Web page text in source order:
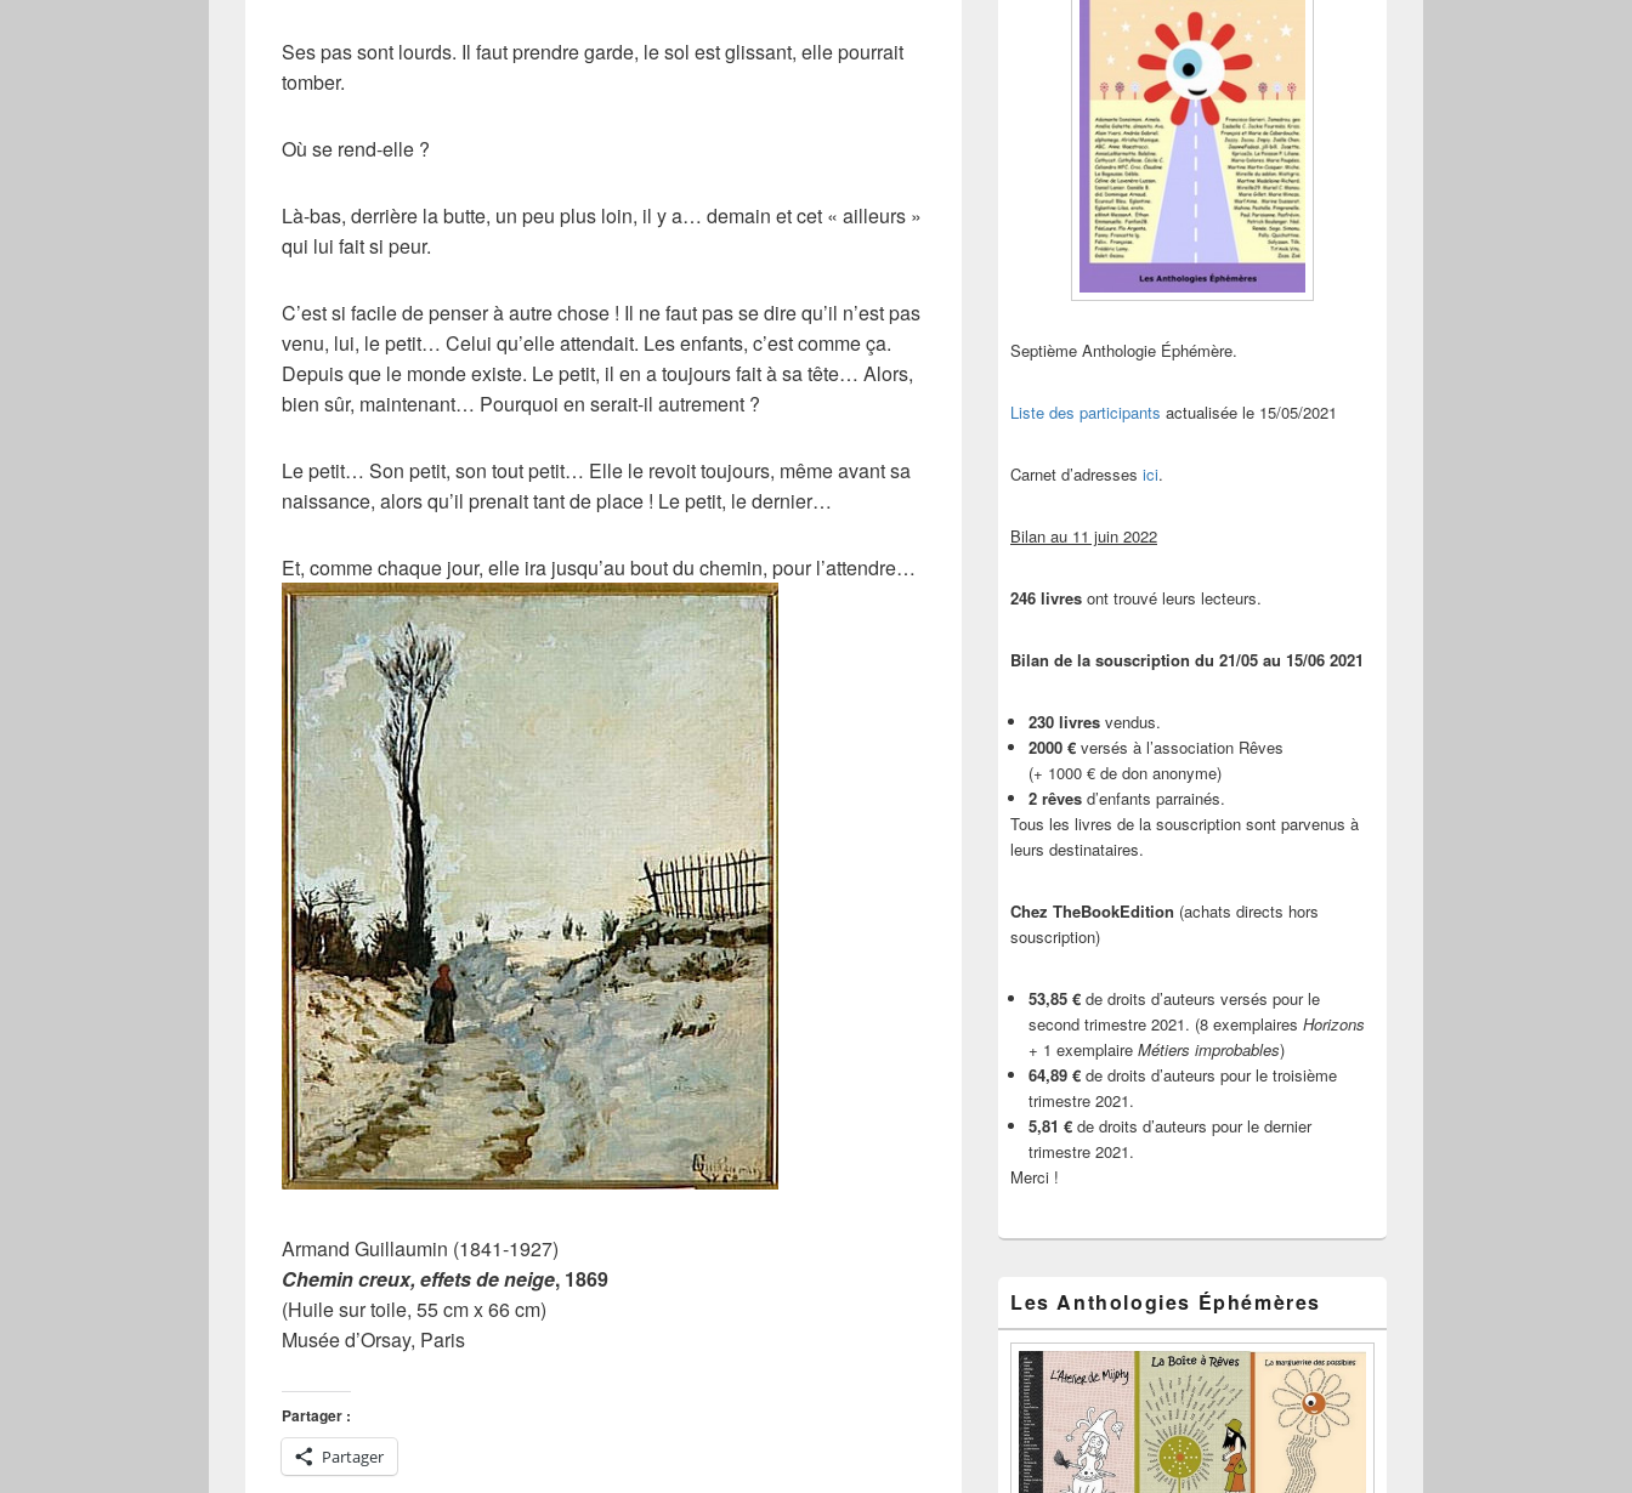
Ses pas sont lourds. Il faut prendre garde, le sol est glissant, elle pourrait
tomber.
Où se rend-elle ?
Là-bas, derrière la butte, un peu plus loin, il y a… demain et cet « ailleurs »
qui lui fait si peur.
C’est si facile de penser à autre chose ! Il ne faut pas se dire qu’il n’est pas
venu, lui, le petit… Celui qu’elle attendait. Les enfants, c’est comme ça.
Depuis que le monde existe. Le petit, il en a toujours fait à sa tête… Alors,
bien sûr, maintenant… Pourquoi en serait-il autrement ?
Le petit… Son petit, son tout petit… Elle le revoit toujours, même avant sa
naissance, alors qu’il prenait tant de place ! Le petit, le dernier…
Et, comme chaque jour, elle ira jusqu’au bout du chemin, pour l’attendre…
Armand Guillaumin (1841-1927)
Chemin creux, effets de neige, 1869
(Huile sur toile, 55 cm x 66 cm)
Musée d’Orsay, Paris
Partager :
Partager
Septième Anthologie Éphémère.
Liste des participants actualisée le 15/05/2021
Carnet d’adresses ici.
Bilan au 11 juin 2022
246 livres ont trouvé leurs lecteurs.
Bilan de la souscription du 21/05 au 15/06 2021
230 livres vendus.
2000 € versés à l’association Rêves
(+ 1000 € de don anonyme)
2 rêves d’enfants parrainés.
Tous les livres de la souscription sont parvenus à
leurs destinataires.
Chez TheBookEdition (achats directs hors
souscription)
53,85 € de droits d’auteurs versés pour le
second trimestre 2021. (8 exemplaires Horizons
+ 1 exemplaire Métiers improbables)
64,89 € de droits d’auteurs pour le troisième
trimestre 2021.
5,81 € de droits d’auteurs pour le dernier
trimestre 2021.
Merci !
Les Anthologies Éphémères